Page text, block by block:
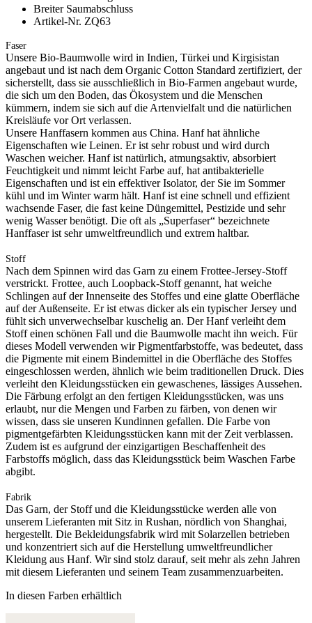
Breiter Saumabschluss
Artikel-Nr. ZQ63
Faser
Unsere Bio-Baumwolle wird in Indien, Türkei und Kirgisistan
angebaut und ist nach dem Organic Cotton Standard zertifiziert, der
sicherstellt, dass sie ausschließlich in Bio-Farmen angebaut wurde,
die sich um den Boden, das Ökosystem und die Menschen
kümmern, indem sie sich auf die Artenvielfalt und die natürlichen
Kreisläufe vor Ort verlassen.
Unsere Hanffasern kommen aus China. Hanf hat ähnliche
Eigenschaften wie Leinen. Er ist sehr robust und wird durch
Waschen weicher. Hanf ist natürlich, atmungsaktiv, absorbiert
Feuchtigkeit und nimmt leicht Farbe auf, hat antibakterielle
Eigenschaften und ist ein effektiver Isolator, der Sie im Sommer
kühl und im Winter warm hält. Hanf ist eine schnell und effizient
wachsende Faser, die fast keine Düngemittel, Pestizide und sehr
wenig Wasser benötigt. Die oft als „Superfaser“ bezeichnete
Hanffaser ist sehr umweltfreundlich und extrem haltbar.
Stoff
Nach dem Spinnen wird das Garn zu einem Frottee-Jersey-Stoff
verstrickt. Frottee, auch Loopback-Stoff genannt, hat weiche
Schlingen auf der Innenseite des Stoffes und eine glatte Oberfläche
auf der Außenseite. Er ist etwas dicker als ein typischer Jersey und
fühlt sich unverwechselbar kuschelig an. Der Hanf verleiht dem
Stoff einen schönen Fall und die Baumwolle macht ihn weich. Für
dieses Modell verwenden wir Pigmentfarbstoffe, was bedeutet, dass
die Pigmente mit einem Bindemittel in die Oberfläche des Stoffes
eingeschlossen werden, ähnlich wie beim traditionellen Druck. Dies
verleiht den Kleidungsstücken ein gewaschenes, lässiges Aussehen.
Die Färbung erfolgt an den fertigen Kleidungsstücken, was uns
erlaubt, nur die Mengen und Farben zu färben, von denen wir
wissen, dass sie unseren Kundinnen gefallen. Die Farbe von
pigmentgefärbten Kleidungsstücken kann mit der Zeit verblassen.
Zudem ist es aufgrund der einzigartigen Beschaffenheit des
Farbstoffs möglich, dass das Kleidungsstück beim Waschen Farbe
abgibt.
Fabrik
Das Garn, der Stoff und die Kleidungsstücke werden alle von
unserem Lieferanten mit Sitz in Rushan, nördlich von Shanghai,
hergestellt. Die Bekleidungsfabrik wird mit Solarzellen betrieben
und konzentriert sich auf die Herstellung umweltfreundlicher
Kleidung aus Hanf. Wir sind stolz darauf, seit mehr als zehn Jahren
mit diesem Lieferanten und seinem Team zusammenzuarbeiten.
In diesen Farben erhältlich